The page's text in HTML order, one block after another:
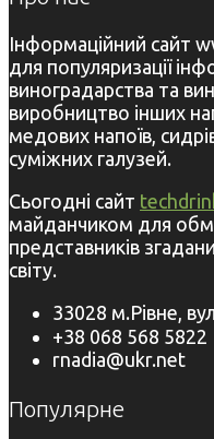
Інформаційний сайт
для популяризації
виноградарства та
виробництво інших
медових напоїв,
суміжних галузей.
Сьогодні сайт
майданчиком для
представників
світу.
33028 м.Рівне,
+38 068 568 5822
rnadia@ukr.net
Популярне